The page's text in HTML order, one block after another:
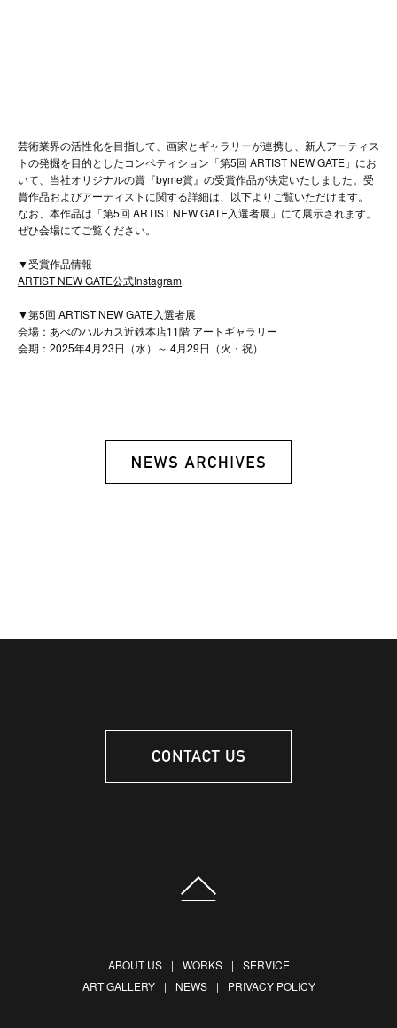
芸術業界の活性化を目指して、画家とギャラリーが連携し、新人アーティス
トの発掘を目的としたコンペティション「第5回 ARTIST NEW GATE」にお
いて、当社オリジナルの賞『byme賞』の受賞作品が決定いたしました。受
賞作品およびアーティストに関する詳細は、以下よりご覧いただけます。
なお、本作品は「第5回 ARTIST NEW GATE入選者展」にて展示されます。
ぜひ会場にてご覧ください。
▼受賞作品情報
ARTIST NEW GATE公式Instagram
▼第5回 ARTIST NEW GATE入選者展
会場：あべのハルカス近鉄本店11階 アートギャラリー
会期：2025年4月23日（水）～ 4月29日（火・祝）
ABOUT US WORKS
SERVICE
ART GALLERY
NEWS PRIVACY POLICY